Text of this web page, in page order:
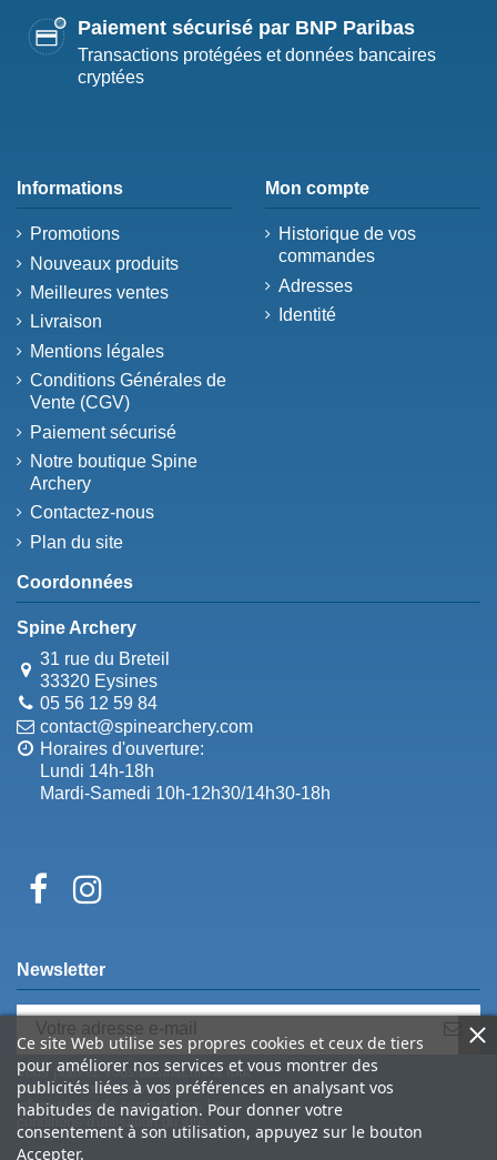
Paiement sécurisé par BNP Paribas
Transactions protégées et données bancaires
cryptées
Informations
Promotions
Nouveaux produits
Meilleures ventes
Livraison
Mentions légales
Conditions Générales de
Vente (CGV)
Paiement sécurisé
Notre boutique Spine
Archery
Contactez-nous
Plan du site
Mon compte
Historique de vos
commandes
Adresses
Identité
Coordonnées
Spine Archery
31 rue du Breteil
33320 Eysines
05 56 12 59 84
contact@spinearchery.com
Horaires d'ouverture:
Lundi 14h-18h
Mardi-Samedi 10h-12h30/14h30-18h
Ce site Web utilise ses propres cookies et ceux de tiers
pour améliorer nos services et vous montrer des
publicités liées à vos préférences en analysant vos
habitudes de navigation. Pour donner votre
consentement à son utilisation, appuyez sur le bouton
Accepter.
Newsletter
Vous pouvez vous désinscrire à tout
moment. Vous trouverez pour cela nos
informations de contact dans les
conditions d'utilisation du site.